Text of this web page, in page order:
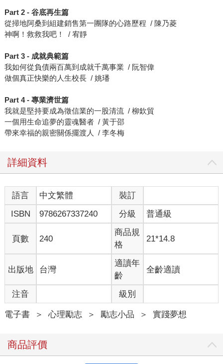
Part 2 - 谷底再生篇
從掃地阿桑到組建銷售第一團隊的心路歷程 / 陳乃菱
神啊！救救我吧！ / 宥靜
Part 3 - 成就典範篇
我如何從負債兩百萬到成就千萬事業 / 阮智偉
做個真正快樂的人生校長 / 姚璠
Part 4 - 專業濟世篇
我就是堅持要成為徵信業的一股清流 / 柳欽貿
一個用生命追夢的靈魂醫者 / 黃于邵
帶來幸福的親密關係擺渡人 / 李冬梅
詳細資料
語言 中文繁體
裝訂
ISBN
9786267337240 分級 普通級
頁數 240
商品規
格
21*14.8
出版地 台灣
適讀年
齡
全齡適讀
注音 級別
電子書 ＞ 心理勵志 ＞ 勵志小品 ＞ 實踐夢想
商品評價